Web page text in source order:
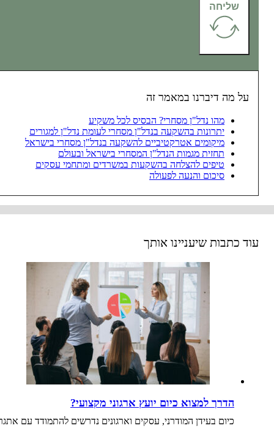
שליחה
על מה דיברנו במאמר זה
מהו נדל"ן מסחרי? הבסיס לכל משקיע
יתרונות בהשקעה בנדל"ן מסחרי לעומת נדל"ן למגורים
מיקומים אטרקטיביים להשקעה בנדל"ן מסחרי בישראל
תחזית מגמות הנדל"ן המסחרי בישראל ובעולם
טיפים להצלחה בהשקעות במשרדים ומתחמי עסקים
סיכום והנעה לפעולה
עוד כתבות שיעניינו אותך
הדרך למצוא כיום יועץ ארגוני מקצועי?
כיום בעידן המודרני, עסקים וארגונים נדרשים להתמודד עם